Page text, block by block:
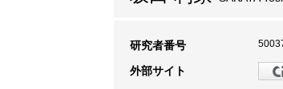
研究者番号
外部サイト